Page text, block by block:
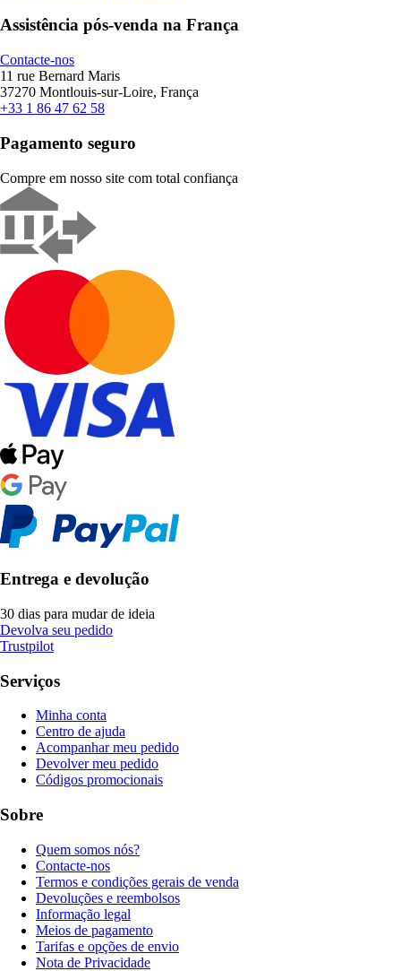
Assistência pós-venda na França
Contacte-nos
11 rue Bernard Maris
37270 Montlouis-sur-Loire, França
+33 1 86 47 62 58
Pagamento seguro
Compre em nosso site com total confiança
Entrega e devolução
30 dias para mudar de ideia
Devolva seu pedido
Trustpilot
Serviços
Minha conta
Centro de ajuda
Acompanhar meu pedido
Devolver meu pedido
Códigos promocionais
Sobre
Quem somos nós?
Contacte-nos
Termos e condições gerais de venda
Devoluções e reembolsos
Informação legal
Meios de pagamento
Tarifas e opções de envio
Nota de Privacidade